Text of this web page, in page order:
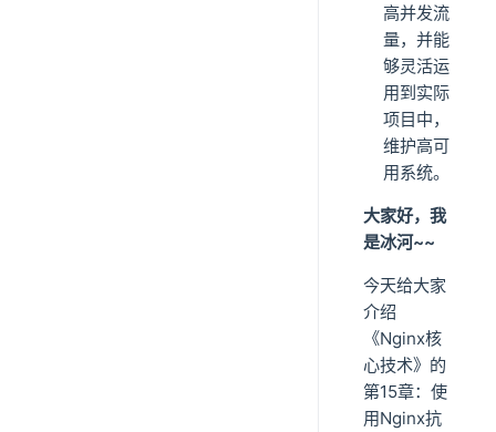
高并发流
量，并能
够灵活运
用到实际
项目中，
维护高可
用系统。
大家好，我
是冰河~~
今天给大家
介绍
《Nginx核
心技术》的
第15章：使
用Nginx抗